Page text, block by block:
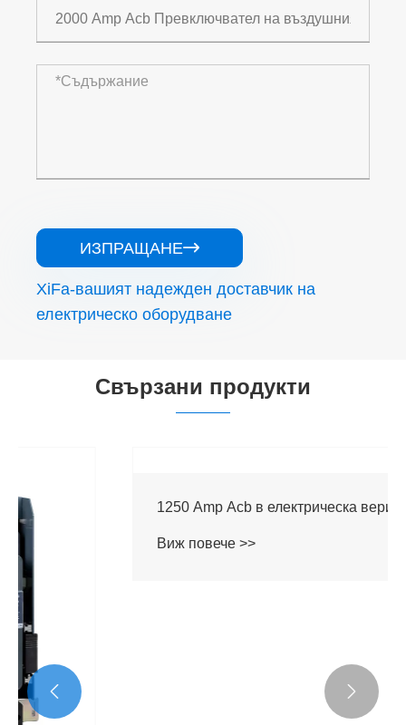
ИЗПРАЩАНЕ
XiFa-вашият надежден доставчик на
електрическо оборудване
Свързани продукти
 